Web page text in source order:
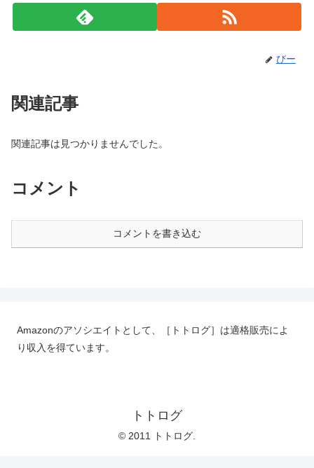
びー
関連記事
関連記事は見つかりませんでした。
コメント
コメントを書き込む
Amazonのアソシエイトとして、［トトログ］は適格販売によ
り収入を得ています。
トトログ
© 2011 トトログ.